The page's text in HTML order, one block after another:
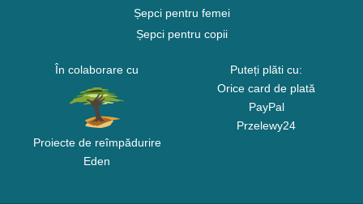
Șepci pentru femei
Șepci pentru copii
În colaborare cu
Proiecte de reîmpădurire
Eden
Puteți plăti cu:
Orice card de plată
PayPal
Przelewy24